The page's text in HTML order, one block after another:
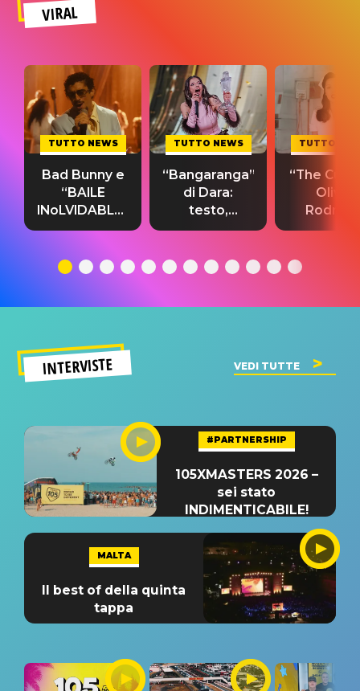
VIRAL
TUTTO NEWS
Bad Bunny e
“BAILE
INoLVIDABLE”:
testo,
significato
TUTTO NEWS
“Bangaranga”
di Dara:
testo,
traduzione e
del singolo
TUTTO
“The
Olivia
testo,
INTERVISTE VEDI TUTTE
#PARTNERSHIP
105XMASTERS 2026 –
sei stato
INDIMENTICABILE!
MALTA
Il best of della quinta
tappa